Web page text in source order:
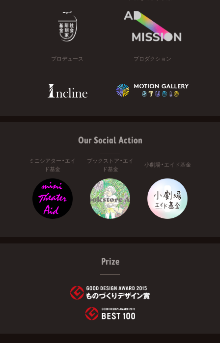
プロデュース プロダクション
Our Social Action
ミニシアター・エイ
ド基金
ブックストア・エイ
ド基金
小劇場・エイド基金
Prize